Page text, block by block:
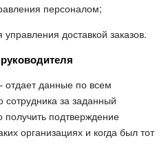
персоналом;
доставкой заказов.
отдает данные по всем
сотрудника за заданный
получить подтверждение
организациях и когда был тот